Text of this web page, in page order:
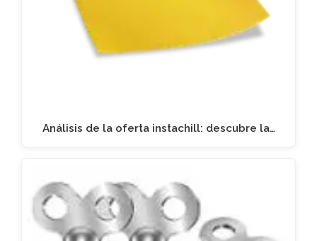
Análisis de la oferta instachill: descubre la…